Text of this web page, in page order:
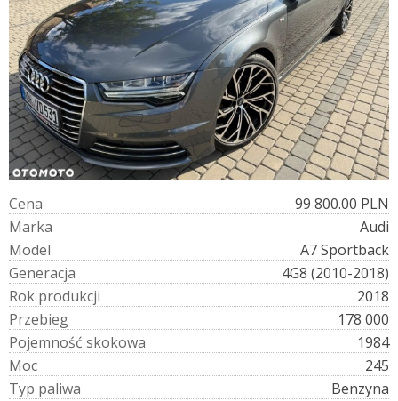
Cena
99 800.00 PLN
Marka
Audi
Model
A7 Sportback
Generacja
4G8 (2010-2018)
Rok produkcji
2018
Przebieg
178 000
Pojemność skokowa
1984
Moc
245
Typ paliwa
Benzyna